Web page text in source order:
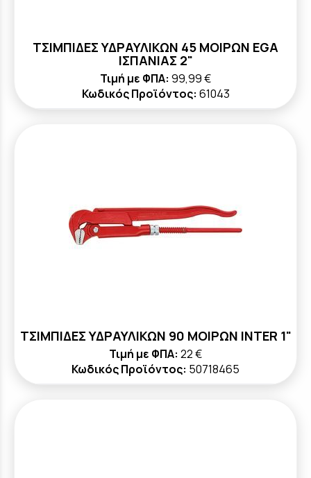
ΤΣΙΜΠΙΔΕΣ ΥΔΡΑΥΛΙΚΩΝ 45 ΜΟΙΡΩΝ ΕGA
ΙΣΠΑΝΙΑΣ 2"
Τιμή με ΦΠΑ: 99,99 €
Κωδικός Προϊόντος: 61043
ΤΣΙΜΠΙΔΕΣ ΥΔΡΑΥΛΙΚΩΝ 90 ΜΟΙΡΩΝ INTER 1"
Τιμή με ΦΠΑ: 22 €
Κωδικός Προϊόντος: 50718465